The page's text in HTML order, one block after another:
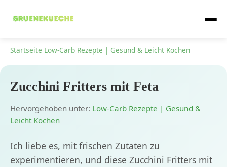
Startseite Low-Carb Rezepte | Gesund & Leicht Kochen
Zucchini Fritters mit Feta
Hervorgehoben unter: Low-Carb Rezepte | Gesund &
Leicht Kochen
Ich liebe es, mit frischen Zutaten zu
experimentieren, und diese Zucchini Fritters mit